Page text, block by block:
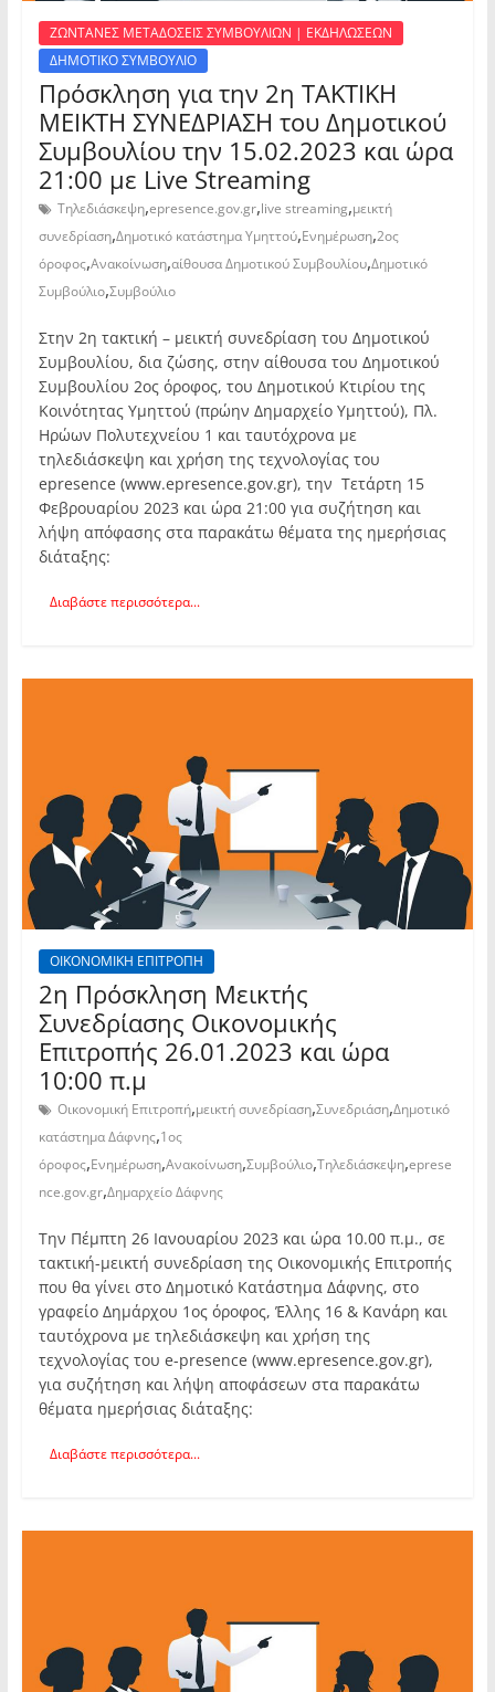
ΖΩΝΤΑΝΕΣ ΜΕΤΑΔΟΣΕΙΣ ΣΥΜΒΟΥΛΙΩΝ | ΕΚΔΗΛΩΣΕΩΝ
ΔΗΜΟΤΙΚΟ ΣΥΜΒΟΥΛΙΟ
Πρόσκληση για την 2η ΤΑΚΤΙΚΗ
ΜΕΙΚΤΗ ΣΥΝΕΔΡΙΑΣΗ του Δημοτικού
Συμβουλίου την 15.02.2023 και ώρα
21:00 με Live Streaming
Τηλεδιάσκεψη,epresence.gov.gr,live streaming,μεικτή
συνεδρίαση,Δημοτικό κατάστημα Υμηττού,Ενημέρωση,2ος
όροφος,Ανακοίνωση,αίθουσα Δημοτικού Συμβουλίου,Δημοτικό
Συμβούλιο,Συμβούλιο
Στην 2η τακτική – μεικτή συνεδρίαση του Δημοτικού
Συμβουλίου, δια ζώσης, στην αίθουσα του Δημοτικού
Συμβουλίου 2ος όροφος, του Δημοτικού Κτιρίου της
Κοινότητας Υμηττού (πρώην Δημαρχείο Υμηττού), Πλ.
Ηρώων Πολυτεχνείου 1 και ταυτόχρονα με
τηλεδιάσκεψη και χρήση της τεχνολογίας του
epresence (www.epresence.gov.gr), την Τετάρτη 15
Φεβρουαρίου 2023 και ώρα 21:00 για συζήτηση και
λήψη απόφασης στα παρακάτω θέματα της ημερήσιας
διάταξης:
Διαβάστε περισσότερα...
ΟΙΚΟΝΟΜΙΚΗ ΕΠΙΤΡΟΠΗ
2η Πρόσκληση Μεικτής
Συνεδρίασης Οικονομικής
Επιτροπής 26.01.2023 και ώρα
10:00 π.μ
Οικονομική Επιτροπή,μεικτή συνεδρίαση,Συνεδριάση,Δημοτικό
κατάστημα Δάφνης,1ος
όροφος,Ενημέρωση,Ανακοίνωση,Συμβούλιο,Τηλεδιάσκεψη,eprese
nce.gov.gr,Δημαρχείο Δάφνης
Την Πέμπτη 26 Ιανουαρίου 2023 και ώρα 10.00 π.μ., σε
τακτική-μεικτή συνεδρίαση της Οικονομικής Επιτροπής
που θα γίνει στο Δημοτικό Κατάστημα Δάφνης, στο
γραφείο Δημάρχου 1ος όροφος, Έλλης 16 & Κανάρη και
ταυτόχρονα με τηλεδιάσκεψη και χρήση της
τεχνολογίας του e-presence (www.epresence.gov.gr),
για συζήτηση και λήψη αποφάσεων στα παρακάτω
θέματα ημερήσιας διάταξης:
Διαβάστε περισσότερα...